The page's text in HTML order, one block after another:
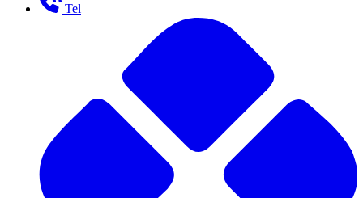
Tel